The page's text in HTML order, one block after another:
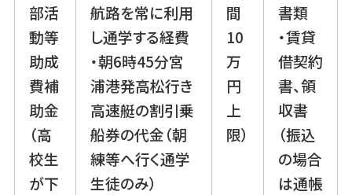
部活
動等
助成
費補
助金
（高
校生
が下
航路を常に利用
し通学する経費
・朝6時45分宮
浦港発高松行き
高速艇の割引乗
船券の代金（朝
練等へ行く通学
生徒のみ）
間
10
万
円
上
限）
書類
・賃貸
借契約
書、領
収書
（振込
の場合
は通帳